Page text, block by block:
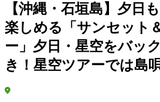
【沖縄・石垣島】夕日
楽しめる「サンセット
ー」夕日・星空をバッ
き！星空ツアーでは島